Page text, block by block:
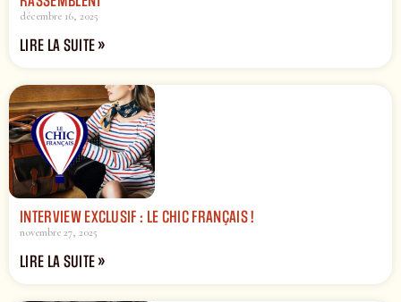
décembre 16, 2025
LIRE LA SUITE »
INTERVIEW EXCLUSIF : LE CHIC FRANÇAIS !
novembre 27, 2025
LIRE LA SUITE »